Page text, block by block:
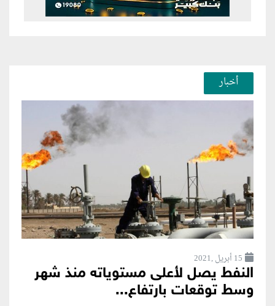
أخبار
15 أبريل ,2021
النفط يصل لأعلى مستوياته منذ شهر
وسط توقعات بارتفاع...